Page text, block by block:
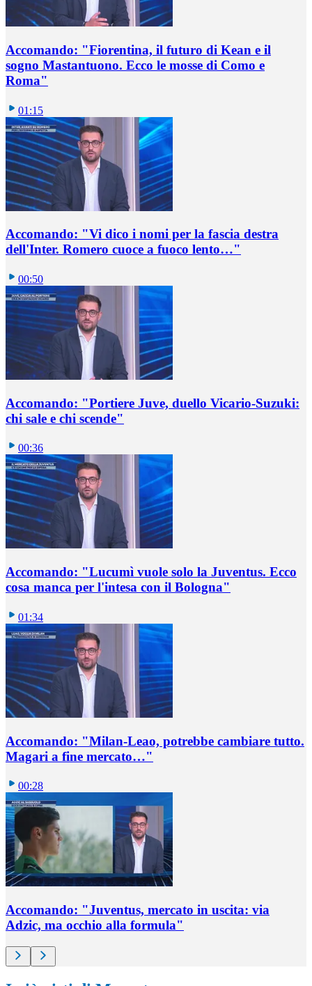
Accomando: "Fiorentina, il futuro di Kean e il
sogno Mastantuono. Ecco le mosse di Como e
Roma"
01:15
Accomando: "Vi dico i nomi per la fascia destra
dell'Inter. Romero cuoce a fuoco lento…"
00:50
Accomando: "Portiere Juve, duello Vicario-Suzuki:
chi sale e chi scende"
00:36
Accomando: "Lucumì vuole solo la Juventus. Ecco
cosa manca per l'intesa con il Bologna"
01:34
Accomando: "Milan-Leao, potrebbe cambiare tutto.
Magari a fine mercato…"
00:28
Accomando: "Juventus, mercato in uscita: via
Adzic, ma occhio alla formula"